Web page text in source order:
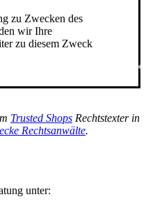
zu Zwecken des
wir Ihre
zu diesem Zweck
Trusted Shops Rechtstexter in
Rechtsanwälte.
unter: